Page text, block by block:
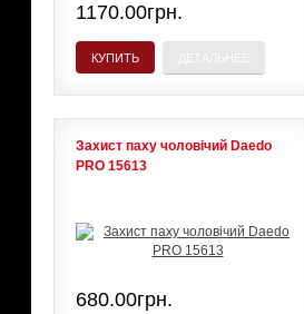
1170.00грн.
КУПИТЬ
Захист паху чоловічий Daedo
PRO 15613
680.00грн.